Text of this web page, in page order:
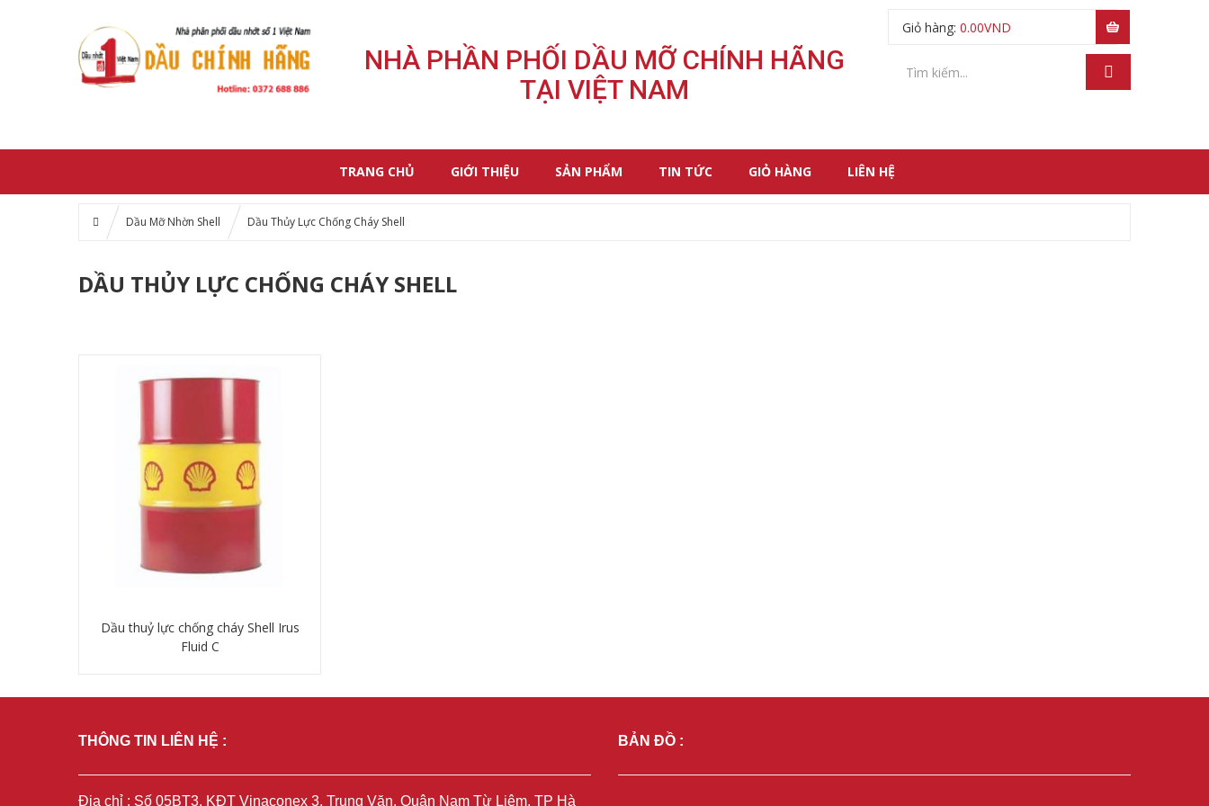
NHÀ PHẦN PHỐI DẦU MỠ CHÍNH HÃNG
TẠI VIỆT NAM
Giỏ hàng: 0.00VND
TRANG CHỦ GIỚI THIỆU SẢN PHẨM TIN TỨC GIỎ HÀNG LIÊN HỆ
Dầu Mỡ Nhờn Shell Dầu Thủy Lực Chống Cháy Shell
DẦU THỦY LỰC CHỐNG CHÁY SHELL
Dầu thuỷ lực chống cháy Shell Irus
Fluid C
THÔNG TIN LIÊN HỆ :
Địa chỉ : Số 05BT3, KĐT Vinaconex 3, Trung Văn, Quận Nam Từ Liêm, TP Hà
BẢN ĐỒ :